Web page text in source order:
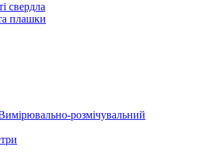
свердла
плашки
розмічувальний